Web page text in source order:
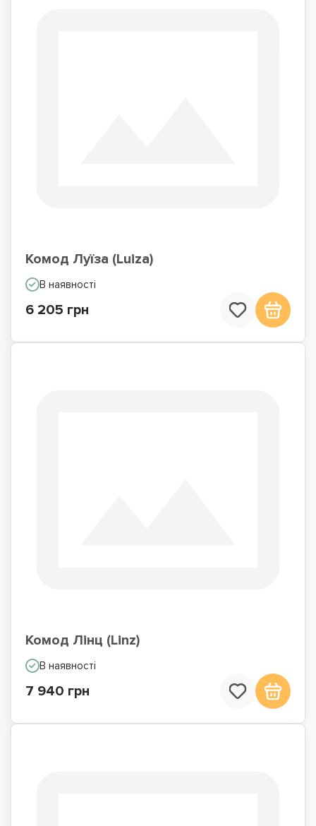
Комод Луїза (Luiza)
В наявності
6 205 грн
Комод Лінц (Linz)
В наявності
7 940 грн